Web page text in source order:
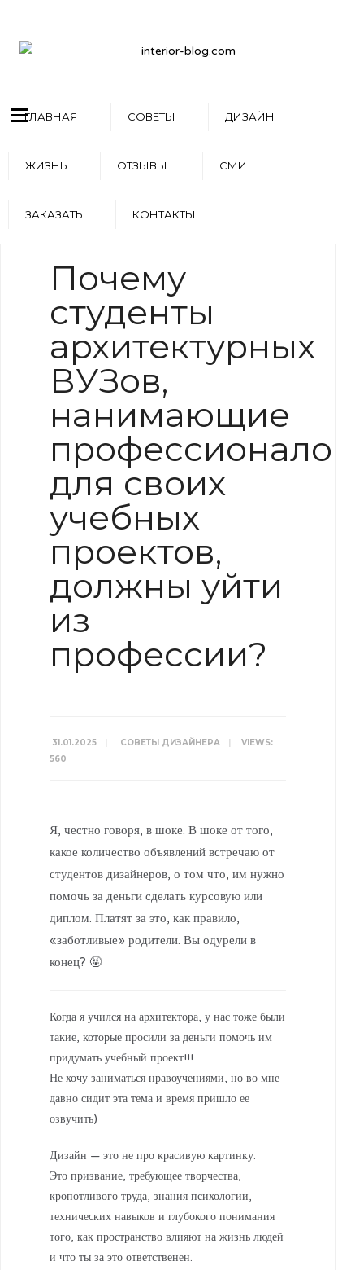
ГЛАВНАЯ СОВЕТЫ ДИЗАЙН
ЖИЗНЬ ОТЗЫВЫ СМИ
ЗАКАЗАТЬ КОНТАКТЫ
Почему
студенты
архитектурных
ВУЗов,
нанимающие
профессионалов
для своих
учебных
проектов,
должны уйти
из
профессии?
31.01.2025 | СОВЕТЫ ДИЗАЙНЕРА |
VIEWS:
560
Я, честно говоря, в шоке. В шоке от того,
какое количество объявлений встречаю от
студентов дизайнеров, о том что, им нужно
помочь за деньги сделать курсовую или
диплом. Платят за это, как правило,
«заботливые» родители. Вы одурели в
конец? 🤬
Когда я учился на архитектора, у нас тоже были
такие, которые просили за деньги помочь им
придумать учебный проект!!!
Не хочу заниматься нравоучениями, но во мне
давно сидит эта тема и время пришло ее
озвучить)
Дизайн — это не про красивую картинку.
Это призвание, требующее творчества,
кропотливого труда, знания психологии,
технических навыков и глубокого понимания
того, как пространство влияют на жизнь людей
и что ты за это ответственен.